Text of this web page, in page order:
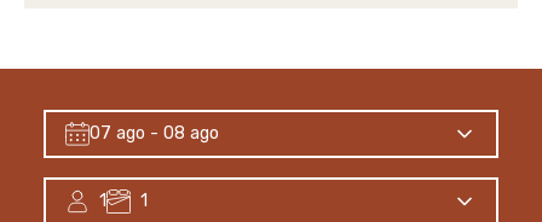
07 ago - 08 ago
1 1